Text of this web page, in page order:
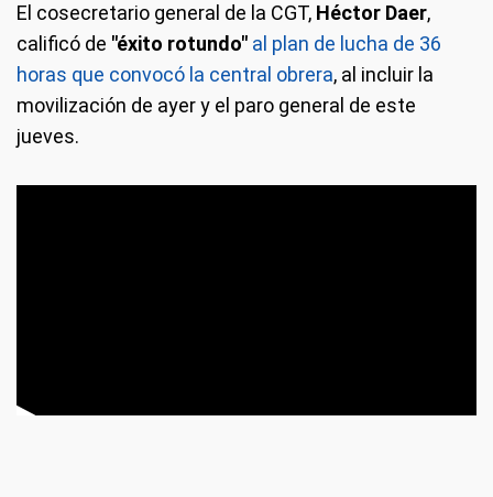
El cosecretario general de la CGT, Héctor Daer,
calificó de "éxito rotundo" al plan de lucha de 36
horas que convocó la central obrera, al incluir la
movilización de ayer y el paro general de este
jueves.